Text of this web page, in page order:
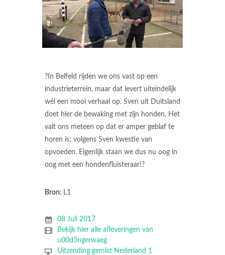
?In Belfeld rijden we ons vast op een
industrieterrein, maar dat levert uiteindelijk
wél een mooi verhaal op. Sven uit Duitsland
doet hier de bewaking met zijn honden. Het
valt ons meteen op dat er amper geblaf te
horen is; volgens Sven kwestie van
opvoeden. Eigenlijk staan we dus nu oog in
oog met een hondenfluisteraar!?
Bron: L1
08 Juli 2017
Bekijk hier alle afleveringen van
u00d3ngerwaeg
Uitzending gemist Nederland 1